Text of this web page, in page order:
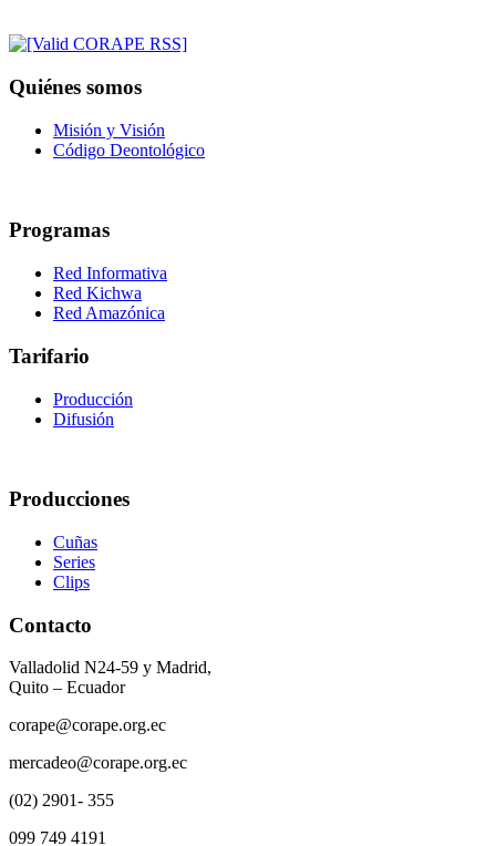
Quiénes somos
Misión y Visión
Código Deontológico
Programas
Red Informativa
Red Kichwa
Red Amazónica
Tarifario
Producción
Difusión
Producciones
Cuñas
Series
Clips
Contacto
Valladolid N24-59 y Madrid,
Quito – Ecuador
corape@corape.org.ec
mercadeo@corape.org.ec
(02) 2901- 355
099 749 4191